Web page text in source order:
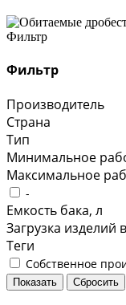
Фильтр
Фильтр
Производитель
Страна
Тип
Минимальное
Максимальное
-
Емкость бака, л
Загрузка изделий
Теги
Собственное